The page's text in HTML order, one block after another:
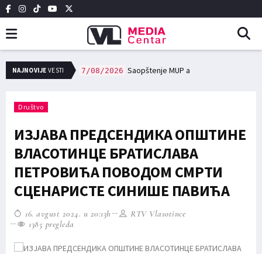
NAJNOVIJE VESTI
и редовне трошкове у области образовања и културе исплаћено 12,7 милиона динара 7/08/2026 Saopštenje MUP a
Društvo
ИЗЈАВА ПРЕДСЕНДИКА ОПШТИНЕ
ВЛАСОТИНЦЕ БРАТИСЛАВА
ПЕТРОВИЋА ПОВОДОМ СМРТИ
СЦЕНАРИСТЕ СИНИШЕ ПАВИЋА
16. avgust 2024. u 20:13h
RTV Vlasotince
1385 pregleda